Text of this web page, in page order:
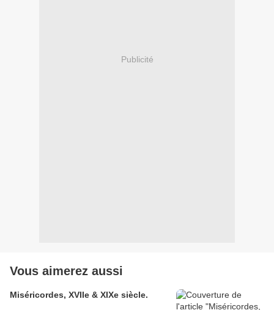
Publicité
Vous aimerez aussi
Miséricordes, XVIIe & XIXe siècle.